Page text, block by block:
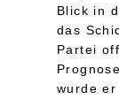
Blick in
das
Partei
wurde